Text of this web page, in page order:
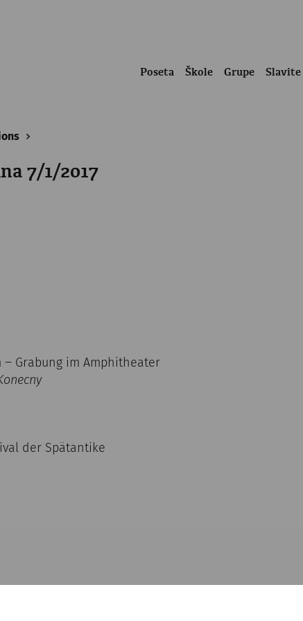
Poseta Škole Grupe Slavite
7/1/2017
‒ Grabung im Amphitheater
der Spätantike